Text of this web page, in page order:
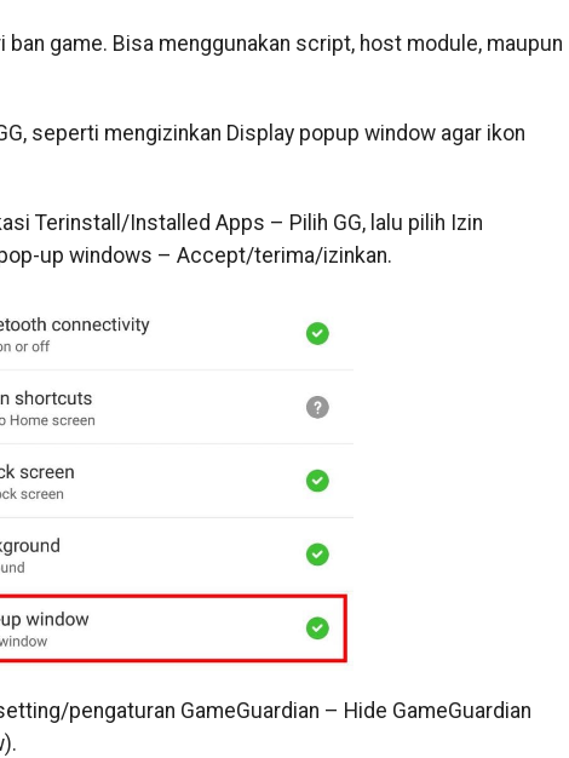
ban game. Bisa menggunakan script, host module, maupun
seperti mengizinkan Display popup window agar ikon
Terinstall/Installed Apps – Pilih GG, lalu pilih Izin
up windows – Accept/terima/izinkan.
pengaturan GameGuardian – Hide GameGuardian